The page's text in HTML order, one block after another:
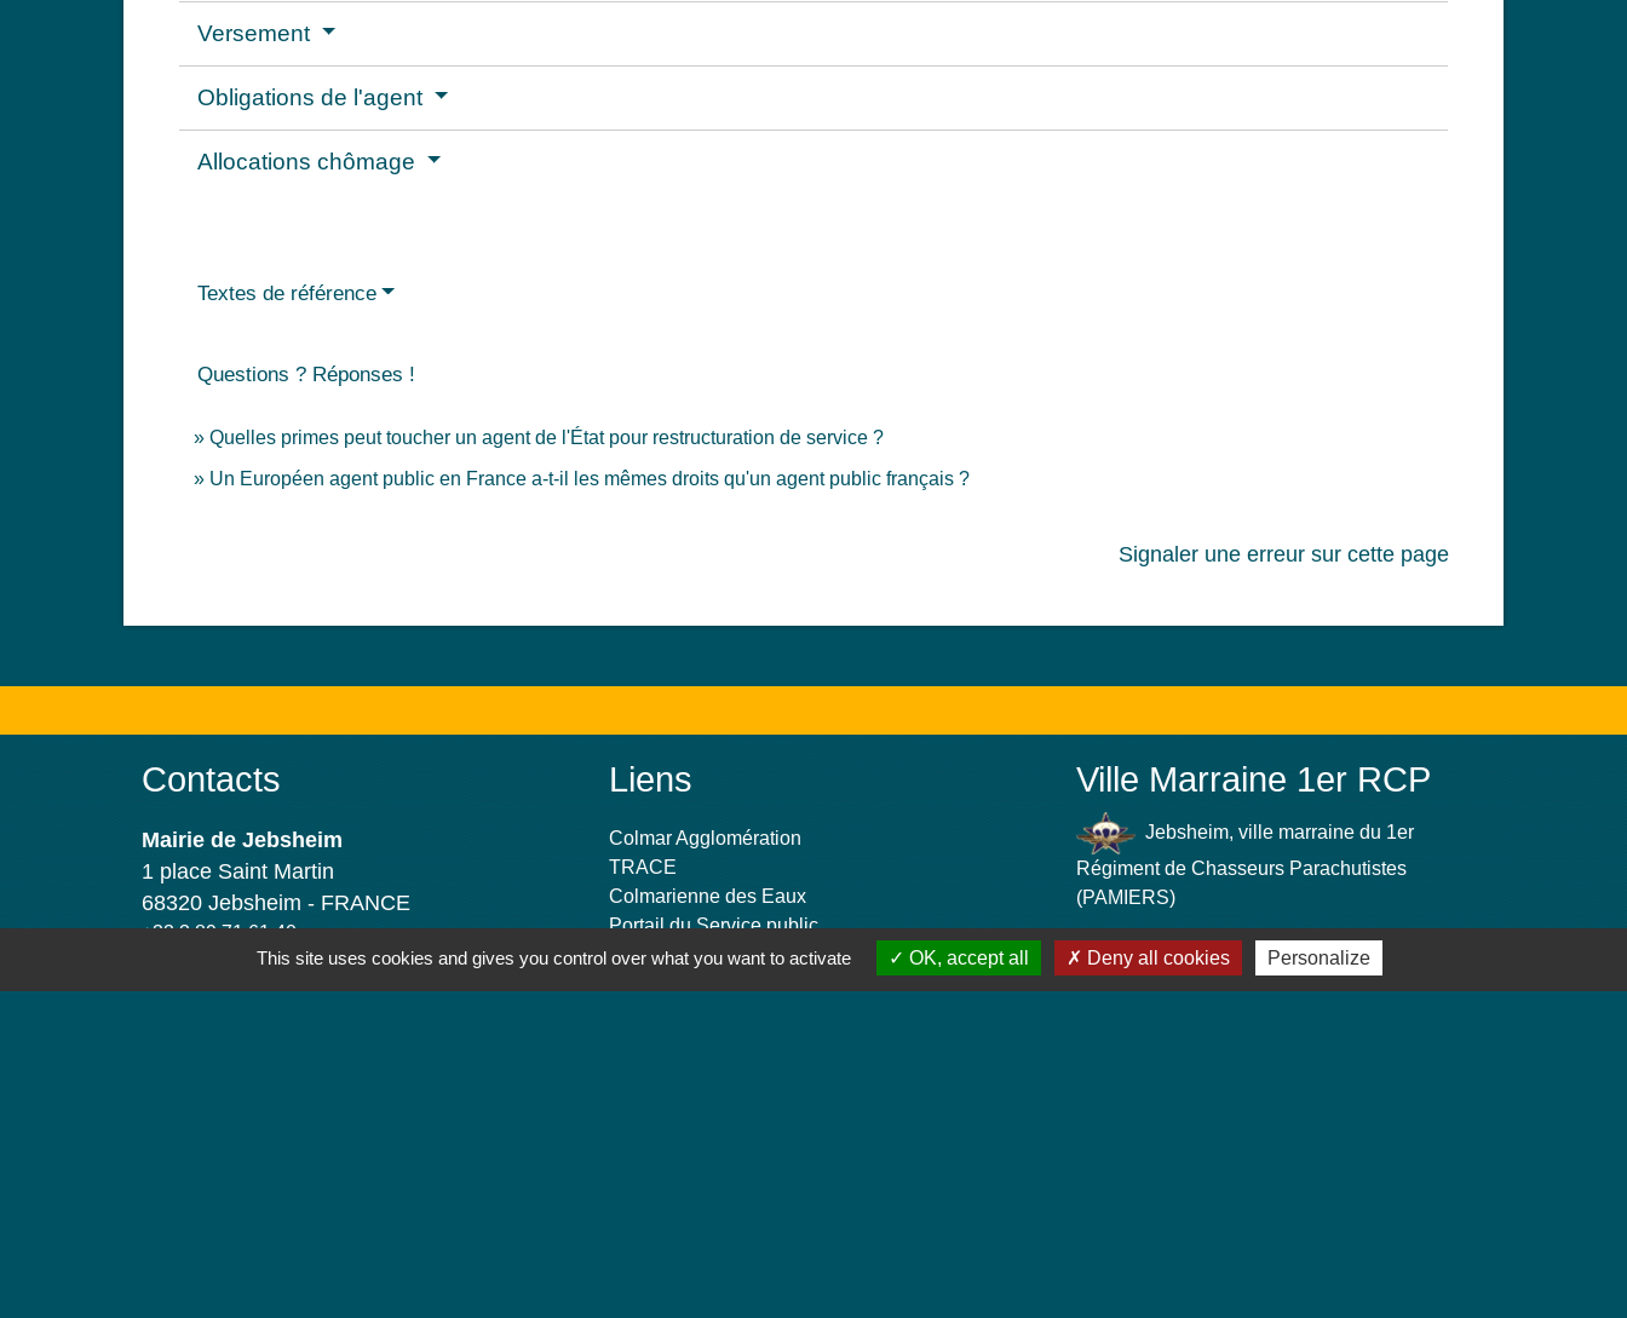
Versement
Obligations de l'agent
Allocations chômage
Textes de référence
Questions ? Réponses !
Quelles primes peut toucher un agent de l'État pour restructuration de service ?
Un Européen agent public en France a-t-il les mêmes droits qu'un agent public français ?
Signaler une erreur sur cette page
Contacts
Mairie de Jebsheim
1 place Saint Martin
68320 Jebsheim - FRANCE
+33 3 89 71 61 40
Contact par formulaire
Liens
Colmar Agglomération
TRACE
Colmarienne des Eaux
Portail du Service public
Cadastre
Ville Marraine 1er RCP
Jebsheim, ville marraine du 1er
Régiment de Chasseurs Parachutistes
(PAMIERS)
This site uses cookies and gives you control over what you want to activate OK, accept all Deny all cookies Personalize